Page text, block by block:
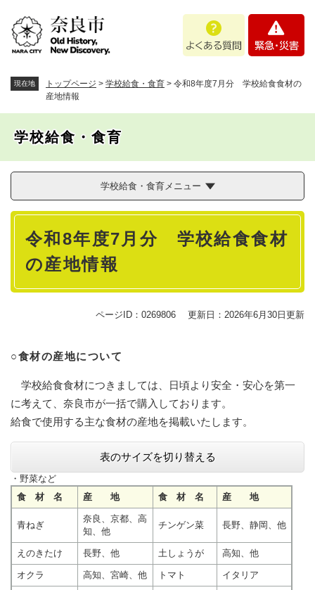
あ
問
・
現在地 トップページ > 学校給食・食育 > 令和8年度7月分 学校給食食材の
産地情報
学校給食・食育
学校給食・食育メニュー
本
令和8年度7月分 学校給食食材
の産地情報
ページID：0269806 更新日：2026年6月30日更新
○食材の産地について
学校給食食材につきましては、日頃より安全・安心を第一
に考えて、奈良市が一括で購入しております。
給食で使用する主な食材の産地を掲載いたします。​
表のサイズを切り替える
・野菜など
食 材 名
産 地 食 材 名 産 地
青ねぎ
奈良、京都、高
知、他
チンゲン菜 長野、静岡、他
えのきたけ 長野、他 土しょうが 高知、他
オクラ 高知、宮崎、他 トマト イタリア